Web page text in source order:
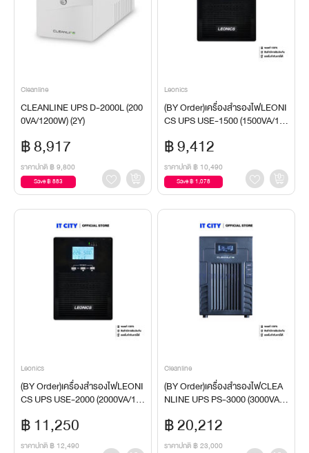
Cleanline
CLEANLINE UPS D-2000L (200
0VA/1200W) (2Y)
฿ 8,917
ราคาปกติ ฿ 9,800
Save ฿ 883
Leonics
(BY Order)เครื่องสำรองไฟLEONI
CS UPS USE-1500 (1500VA/12
฿ 9,412
ราคาปกติ ฿ 10,490
Save ฿ 1,078
Leonics
(BY Order)เครื่องสำรองไฟLEONI
CS UPS USE-2000 (2000VA/16
฿ 11,250
ราคาปกติ ฿ 12,490
Cleanline
(BY Order)เครื่องสำรองไฟCLEA
NLINE UPS PS-3000 (3000VA/2
฿ 20,212
ราคาปกติ ฿ 23,000